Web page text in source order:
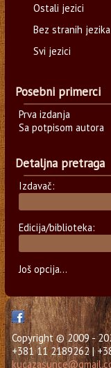
Ostali jezici
Bez stranih jezika
Svi jezici
Posebni primerci
Prva izdanja
Sa potpisom autora
Detaljna pretraga
Izdavač:
Edicija/biblioteka:
Još opcija...
Copyright © 2009 -
+381 11 2189262 |